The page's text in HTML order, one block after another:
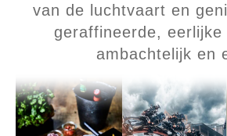
van de luchtvaart en
geraffineerde, eerlijke
ambachtelijk en